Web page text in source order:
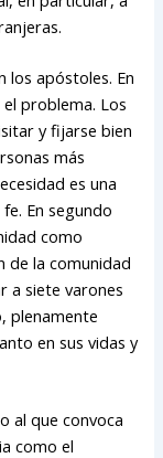
los apóstoles. En
problema. Los
y fijarse bien
más
es una
En segundo
como
de la comunidad
a siete varones
plenamente
en sus vidas y
al que convoca
como el